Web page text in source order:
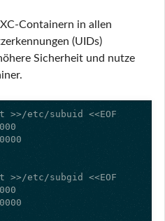
Containern in allen
(UIDs)
Sicherheit und nutze